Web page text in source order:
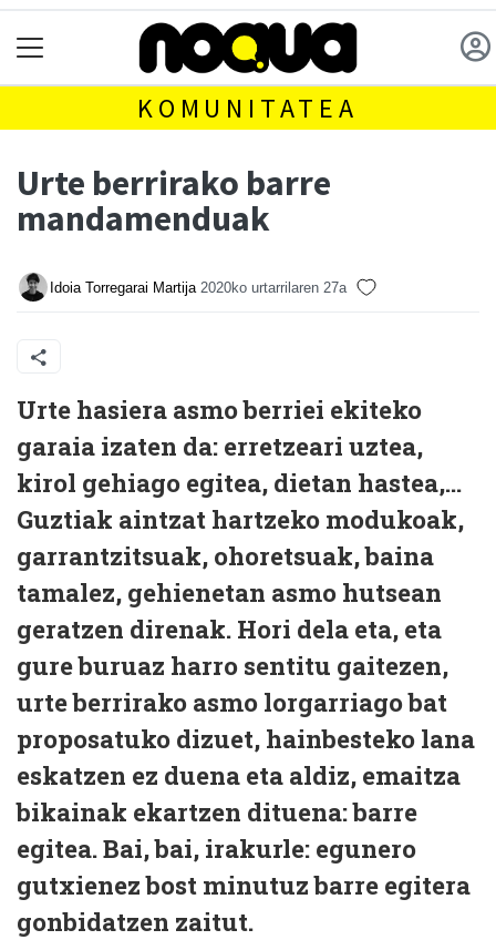
KOMUNITATEA
Urte berrirako barre
mandamenduak
Idoia Torregarai Martija 2020ko urtarrilaren 27a
Urte hasiera asmo berriei ekiteko
garaia izaten da: erretzeari uztea,
kirol gehiago egitea, dietan hastea,…
Guztiak aintzat hartzeko modukoak,
garrantzitsuak, ohoretsuak, baina
tamalez, gehienetan asmo hutsean
geratzen direnak. Hori dela eta, eta
gure buruaz harro sentitu gaitezen,
urte berrirako asmo lorgarriago bat
proposatuko dizuet, hainbesteko lana
eskatzen ez duena eta aldiz, emaitza
bikainak ekartzen dituena: barre
egitea. Bai, bai, irakurle: egunero
gutxienez bost minutuz barre egitera
gonbidatzen zaitut.